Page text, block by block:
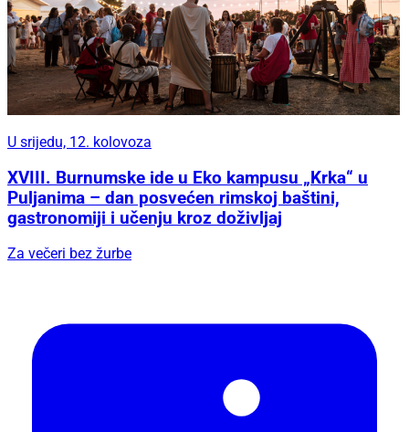
U srijedu, 12. kolovoza
XVIII. Burnumske ide u Eko kampusu „Krka“ u
Puljanima – dan posvećen rimskoj baštini,
gastronomiji i učenju kroz doživljaj
Za večeri bez žurbe